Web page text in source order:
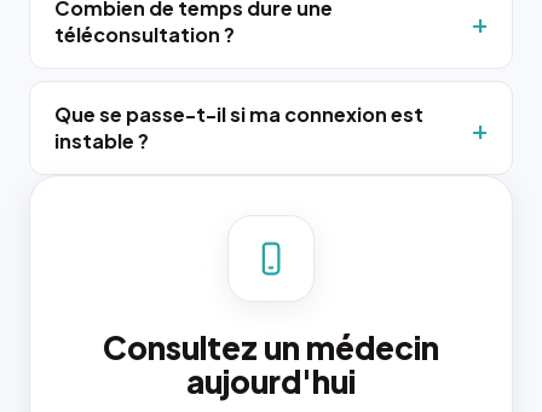
Combien de temps dure une
téléconsultation ?
Que se passe-t-il si ma connexion est
instable ?
Consultez un médecin
aujourd'hui